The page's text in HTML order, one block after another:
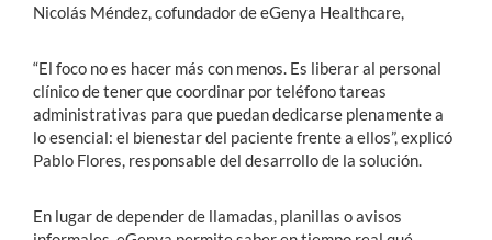
Nicolás Méndez, cofundador de eGenya Healthcare,
“El foco no es hacer más con menos. Es liberar al personal
clínico de tener que coordinar por teléfono tareas
administrativas para que puedan dedicarse plenamente a
lo esencial: el bienestar del paciente frente a ellos”, explicó
Pablo Flores, responsable del desarrollo de la solución.
En lugar de depender de llamadas, planillas o avisos